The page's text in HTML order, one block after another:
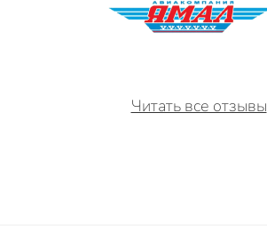
Читать все отзывы